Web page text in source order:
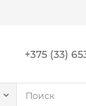
+375 (33)